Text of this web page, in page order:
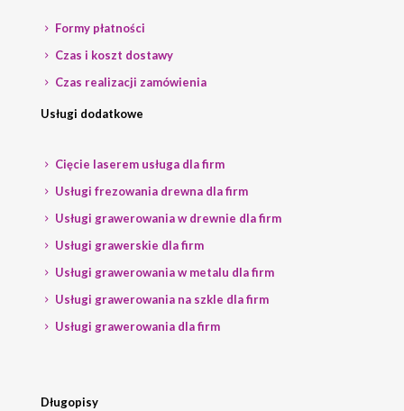
Formy płatności
Czas i koszt dostawy
Czas realizacji zamówienia
Usługi dodatkowe
Cięcie laserem usługa dla firm
Usługi frezowania drewna dla firm
Usługi grawerowania w drewnie dla firm
Usługi grawerskie dla firm
Usługi grawerowania w metalu dla firm
Usługi grawerowania na szkle dla firm
Usługi grawerowania dla firm
Długopisy